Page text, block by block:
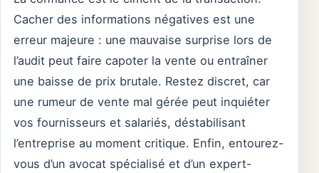
Cacher des informations négatives est une
erreur majeure : une mauvaise surprise lors de
l’audit peut faire capoter la vente ou entraîner
une baisse de prix brutale. Restez discret, car
une rumeur de vente mal gérée peut inquiéter
vos fournisseurs et salariés, déstabilisant
l’entreprise au moment critique. Enfin, entourez-
vous d’un avocat spécialisé et d’un expert-